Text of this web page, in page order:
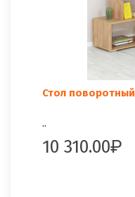
Стол поворотный
..
10 310.00